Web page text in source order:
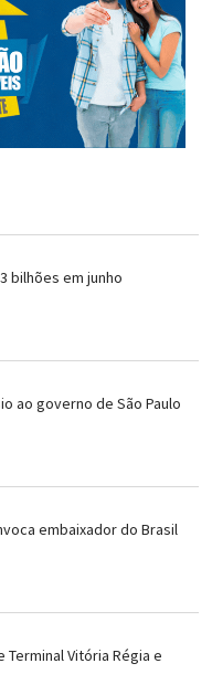
bilhões em junho
ao governo de São Paulo
embaixador do Brasil
Vitória Régia e